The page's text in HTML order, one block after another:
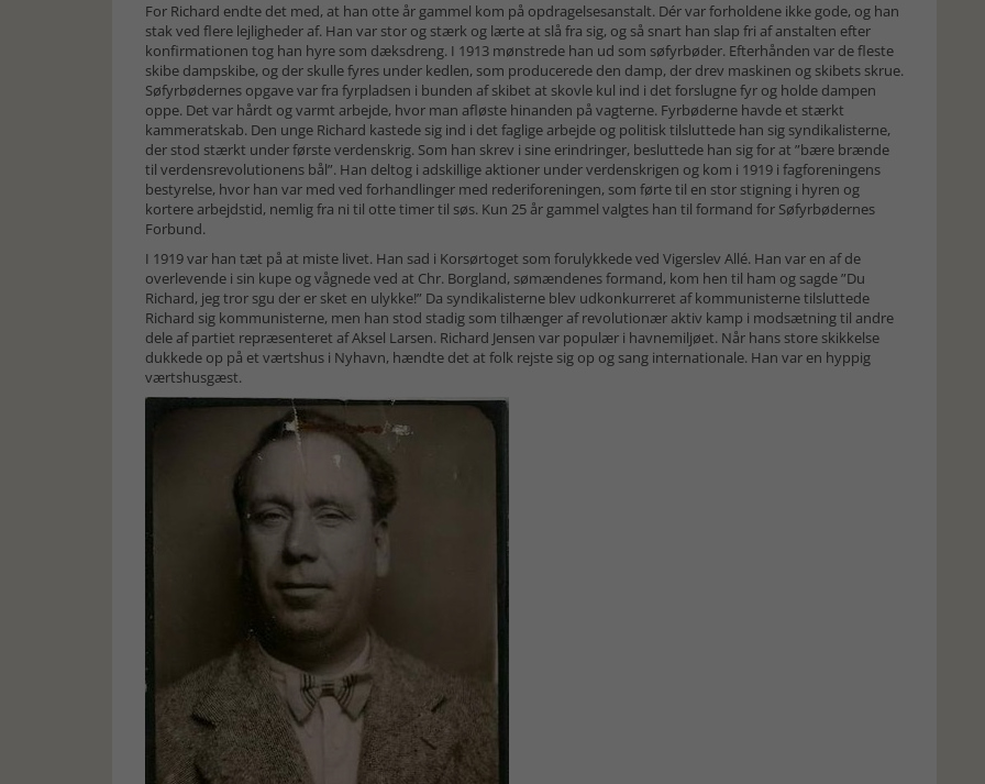
For Richard endte det med, at han otte år gammel kom på opdragelsesanstalt. Dér var forholdene ikke gode, og han
stak ved flere lejligheder af. Han var stor og stærk og lærte at slå fra sig, og så snart han slap fri af anstalten efter
konfirmationen tog han hyre som dæksdreng. I 1913 mønstrede han ud som søfyrbøder. Efterhånden var de fleste
skibe dampskibe, og der skulle fyres under kedlen, som producerede den damp, der drev maskinen og skibets skrue.
Søfyrbødernes opgave var fra fyrpladsen i bunden af skibet at skovle kul ind i det forslugne fyr og holde dampen
oppe. Det var hårdt og varmt arbejde, hvor man afløste hinanden på vagterne. Fyrbøderne havde et stærkt
kammeratskab. Den unge Richard kastede sig ind i det faglige arbejde og politisk tilsluttede han sig syndikalisterne,
der stod stærkt under første verdenskrig. Som han skrev i sine erindringer, besluttede han sig for at ”bære brænde
til verdensrevolutionens bål”. Han deltog i adskillige aktioner under verdenskrigen og kom i 1919 i fagforeningens
bestyrelse, hvor han var med ved forhandlinger med rederiforeningen, som førte til en stor stigning i hyren og
kortere arbejdstid, nemlig fra ni til otte timer til søs. Kun 25 år gammel valgtes han til formand for Søfyrbødernes
Forbund.
I 1919 var han tæt på at miste livet. Han sad i Korsørtoget som forulykkede ved Vigerslev Allé. Han var en af de
overlevende i sin kupe og vågnede ved at Chr. Borgland, sømændenes formand, kom hen til ham og sagde ”Du
Richard, jeg tror sgu der er sket en ulykke!” Da syndikalisterne blev udkonkurreret af kommunisterne tilsluttede
Richard sig kommunisterne, men han stod stadig som tilhænger af revolutionær aktiv kamp i modsætning til andre
dele af partiet repræsenteret af Aksel Larsen. Richard Jensen var populær i havnemiljøet. Når hans store skikkelse
dukkede op på et værtshus i Nyhavn, hændte det at folk rejste sig op og sang internationale. Han var en hyppig
værtshusgæst.